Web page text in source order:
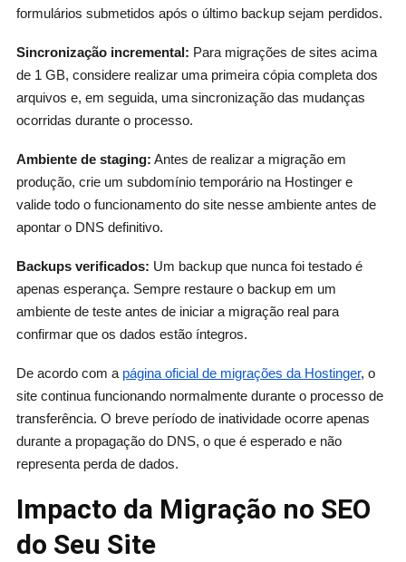
formulários submetidos após o último backup sejam perdidos.
Sincronização incremental: Para migrações de sites acima
de 1 GB, considere realizar uma primeira cópia completa dos
arquivos e, em seguida, uma sincronização das mudanças
ocorridas durante o processo.
Ambiente de staging: Antes de realizar a migração em
produção, crie um subdomínio temporário na Hostinger e
valide todo o funcionamento do site nesse ambiente antes de
apontar o DNS definitivo.
Backups verificados: Um backup que nunca foi testado é
apenas esperança. Sempre restaure o backup em um
ambiente de teste antes de iniciar a migração real para
confirmar que os dados estão íntegros.
De acordo com a página oficial de migrações da Hostinger, o
site continua funcionando normalmente durante o processo de
transferência. O breve período de inatividade ocorre apenas
durante a propagação do DNS, o que é esperado e não
representa perda de dados.
Impacto da Migração no SEO
do Seu Site